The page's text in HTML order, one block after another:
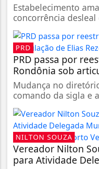
Estabelecimento
concorrência
PRD
PRD passa por
Rondônia sob
Mudança no
comando da sigla e
NILTON SOUZA
Vereador Nilton
para Atividade